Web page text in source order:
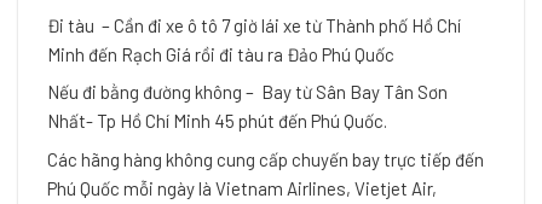
Đi tàu – Cần đi xe ô tô 7 giờ lái xe từ Thành phố Hồ Chí
Minh đến Rạch Giá rồi đi tàu ra Đảo Phú Quốc
Nếu đi bằng đường không – Bay từ Sân Bay Tân Sơn
Nhất- Tp Hồ Chí Minh 45 phút đến Phú Quốc.
Các hãng hàng không cung cấp chuyến bay trực tiếp đến
Phú Quốc mỗi ngày là Vietnam Airlines, Vietjet Air,